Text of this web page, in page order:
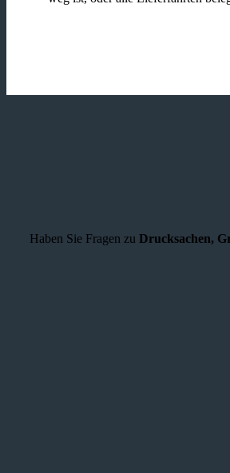
Haben Sie Fragen zu Drucksachen,